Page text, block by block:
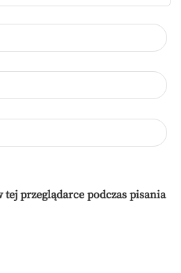
tej przeglądarce podczas pisania